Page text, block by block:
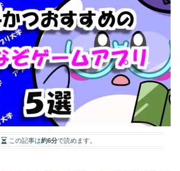
この記事は約6分で読めます。